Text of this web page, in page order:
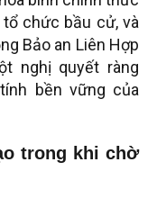
chức bầu cử, và
Bảo an Liên Hợp
nghị quyết ràng
bền vững của
trong khi chờ